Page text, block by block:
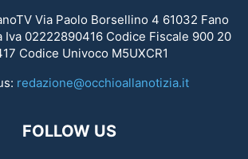
Via Paolo Borsellino 4 61032 Fano
Iva 02222890416 Codice Fiscale 900 20
Codice Univoco M5UXCR1
redazione@occhioallanotizia.it
FOLLOW US